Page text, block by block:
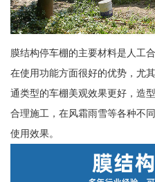
膜结构停车棚的主要材料是人工
在使用功能方面很好的优势，尤
通类型的车棚美观效果更好，造
合理施工，在风霜雨雪等各种不
使用效果。